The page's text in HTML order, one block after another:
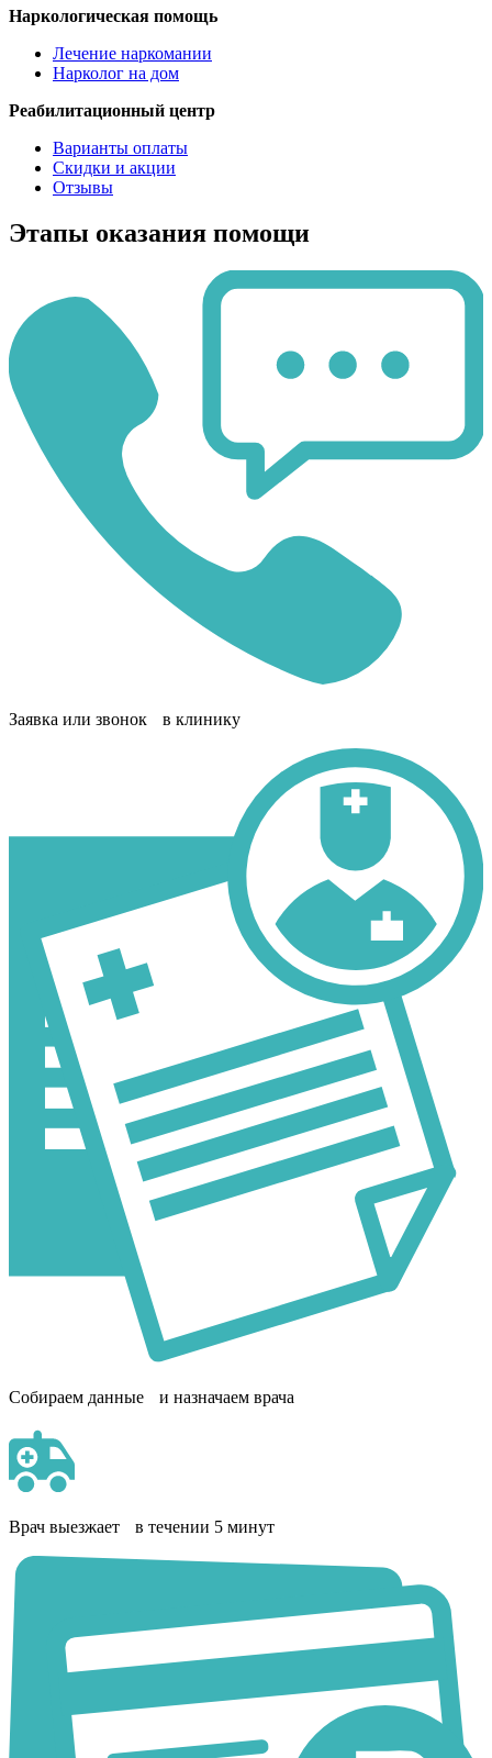
Наркологическая помощь
Лечение наркомании
Нарколог на дом
Реабилитационный центр
Варианты оплаты
Скидки и акции
Отзывы
Этапы оказания помощи
Заявка или звонок в клинику
Собираем данные и назначаем врача
Врач выезжает в течении 5 минут